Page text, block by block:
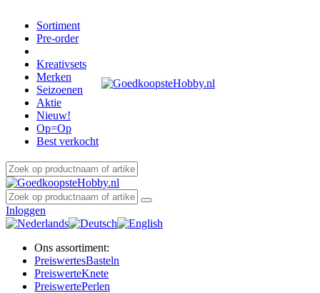
Sortiment
Pre-order
Kreativsets
Merken
Seizoenen
Aktie
Nieuw!
Op=Op
Best verkocht
Inloggen
Ons assortiment:
PreiswertesBasteln
PreiswerteKnete
PreiswertePerlen